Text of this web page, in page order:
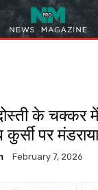
के चक्कर
कुर्सी पर
February 7, 2026